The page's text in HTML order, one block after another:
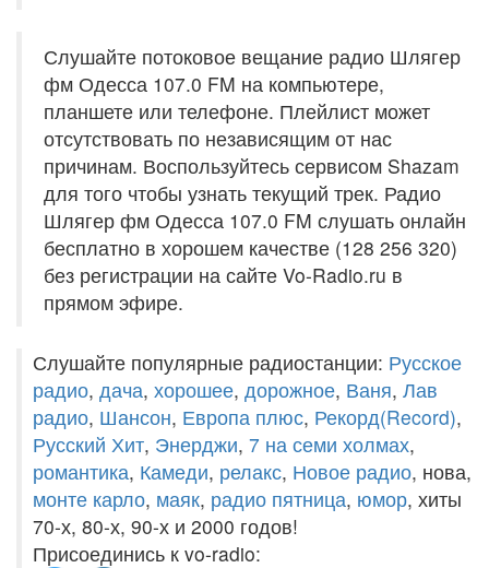
Слушайте потоковое вещание радио Шлягер
фм Одесса 107.0 FM на компьютере,
планшете или телефоне. Плейлист может
отсутствовать по независящим от нас
причинам. Воспользуйтесь сервисом Shazam
для того чтобы узнать текущий трек. Радио
Шлягер фм Одесса 107.0 FM слушать онлайн
бесплатно в хорошем качестве (128 256 320)
без регистрации на сайте Vo-Radio.ru в
прямом эфире.
Слушайте популярные радиостанции: Русское
радио, дача, хорошее, дорожное, Ваня, Лав
радио, Шансон, Европа плюс, Рекорд(Record),
Русский Хит, Энерджи, 7 на семи холмах,
романтика, Камеди, релакс, Новое радио, нова,
монте карло, маяк, радио пятница, юмор, хиты
70-х, 80-х, 90-х и 2000 годов!
Присоединись к vo-radio: